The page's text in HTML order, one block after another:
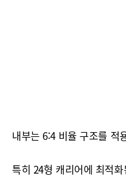
내부는 6:4 비율 구조를 적
특히 24형 캐리어에 최적